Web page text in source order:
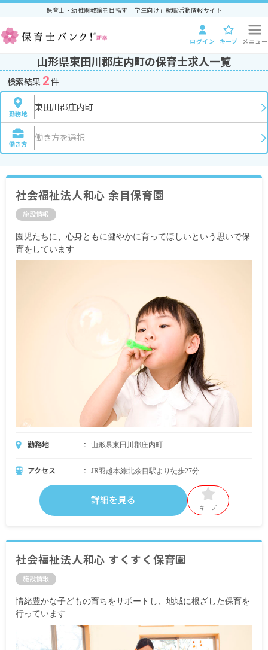
保育士・幼稚園教諭を目指す「学生向け」就職活動情報サイト
ログイン キープ メニュー
山形県東田川郡庄内町の保育士求人一覧
検索結果 2件
勤務地
東田川郡庄内町
働き方
働き方を選択
社会福祉法人和心 余目保育園
施設情報
園児たちに、心身ともに健やかに育ってほしいという思いで保
育をしています
勤務地 山形県東田川郡庄内町
アクセス JR羽越本線北余目駅より徒歩27分
詳細を見る
キープ
社会福祉法人和心 すくすく保育園
施設情報
情緒豊かな子どもの育ちをサポートし、地域に根ざした保育を
行っています